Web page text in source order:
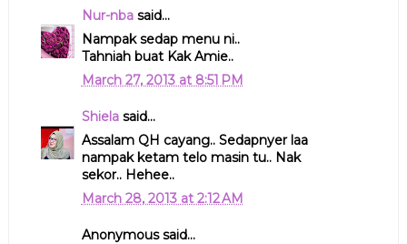
Nur-nbasaid...
Nampak sedap menu ni..
Tahniah buat Kak Amie..
March 27, 2013 at 8:51 PM
Shielasaid...
Assalam QH cayang.. Sedapnyer laa
nampak ketam telo masin tu.. Nak
sekor.. Hehee..
March 28, 2013 at 2:12 AM
Anonymous said...